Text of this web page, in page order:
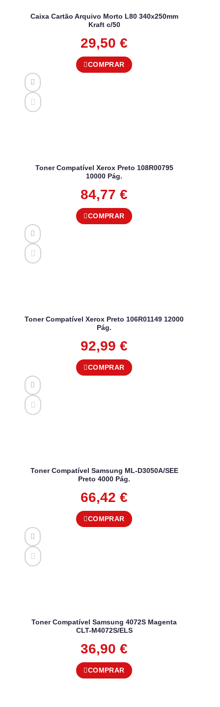
Caixa Cartão Arquivo Morto L80 340x250mm
Kraft c/50
29,50 €
COMPRAR
Toner Compatível Xerox Preto 108R00795
10000 Pág.
84,77 €
COMPRAR
Toner Compatível Xerox Preto 106R01149 12000
Pág.
92,99 €
COMPRAR
Toner Compatível Samsung ML-D3050A/SEE
Preto 4000 Pág.
66,42 €
COMPRAR
Toner Compatível Samsung 4072S Magenta
CLT-M4072S/ELS
36,90 €
COMPRAR